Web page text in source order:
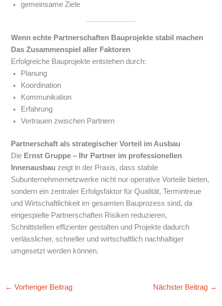
gemeinsame Ziele
Wenn echte Partnerschaften Bauprojekte stabil machen
Das Zusammenspiel aller Faktoren
Erfolgreiche Bauprojekte entstehen durch:
Planung
Koordination
Kommunikation
Erfahrung
Vertrauen zwischen Partnern
Partnerschaft als strategischer Vorteil im Ausbau
Die Ernst Gruppe – Ihr Partner im professionellen
Innenausbau zeigt in der Praxis, dass stabile
Subunternehmernetzwerke nicht nur operative Vorteile bieten,
sondern ein zentraler Erfolgsfaktor für Qualität, Termintreue
und Wirtschaftlichkeit im gesamten Bauprozess sind, da
eingespielte Partnerschaften Risiken reduzieren,
Schnittstellen effizienter gestalten und Projekte dadurch
verlässlicher, schneller und wirtschaftlich nachhaltiger
umgesetzt werden können.
← Vorheriger Beitrag Nächster Beitrag →